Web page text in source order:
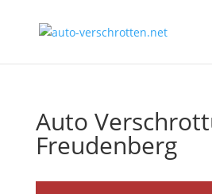
Auto
Freudenberg